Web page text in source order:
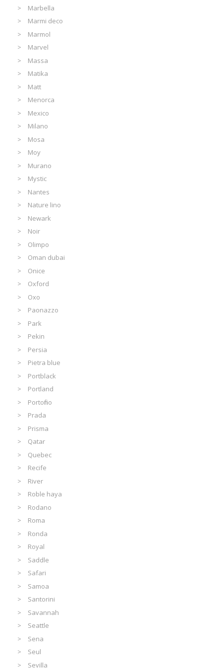
Marbella
Marmi deco
Marmol
Marvel
Massa
Matika
Matt
Menorca
Mexico
Milano
Mosa
Moy
Murano
Mystic
Nantes
Nature lino
Newark
Noir
Olimpo
Oman dubai
Onice
Oxford
Oxo
Paonazzo
Park
Pekin
Persia
Pietra blue
Portblack
Portland
Portofino
Prada
Prisma
Qatar
Quebec
Recife
River
Roble haya
Rodano
Roma
Ronda
Royal
Saddle
Safari
Samoa
Santorini
Savannah
Seattle
Sena
Seul
Sevilla